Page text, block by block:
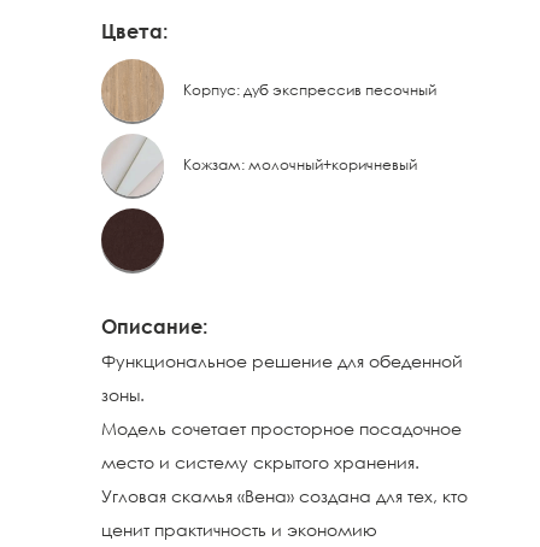
Цвета:
Корпус: дуб экспрессив песочный
Кожзам: молочный+коричневый
Описание:
Функциональное решение для обеденной
зоны.
Модель сочетает просторное посадочное
место и систему скрытого хранения.
Угловая скамья «Вена» создана для тех, кто
ценит практичность и экономию